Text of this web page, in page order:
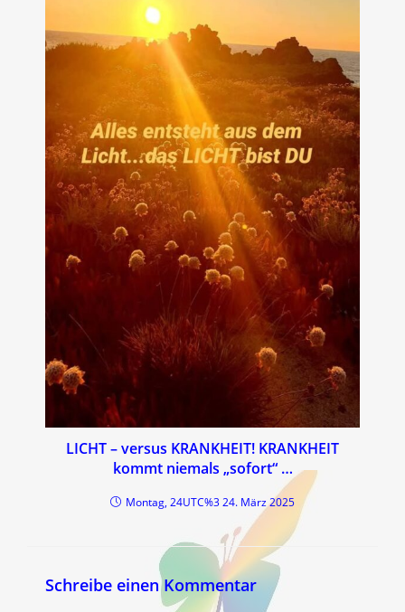
LICHT – versus KRANKHEIT! KRANKHEIT
kommt niemals „sofort“ …
Montag, 24UTC%3 24. März 2025
Schreibe einen Kommentar